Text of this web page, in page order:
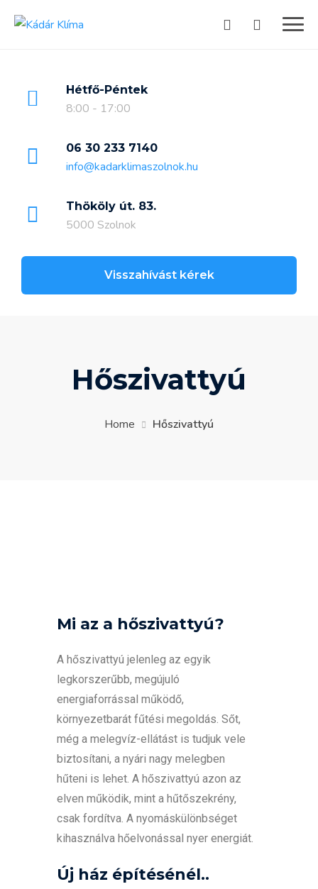
Hétfő-Péntek
8:00 - 17:00
06 30 233 7140
info@kadarklimaszolnok.hu
Thököly út. 83.
5000 Szolnok
Visszahívást kérek
Hőszivattyú
Home Hőszivattyú
Mi az a hőszivattyú?
A hőszivattyú jelenleg az egyik
legkorszerűbb, megújuló
energiaforrással működő,
környezetbarát fűtési megoldás. Sőt,
még a melegvíz-ellátást is tudjuk vele
biztosítani, a nyári nagy melegben
hűteni is lehet. A hőszivattyú azon az
elven működik, mint a hűtőszekrény,
csak fordítva. A nyomáskülönbséget
kihasználva hőelvonással nyer energiát.
Új ház építésénél..